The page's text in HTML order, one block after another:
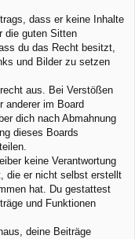
dass er keine Inhalte
die guten Sitten
du das Recht besitzt,
und Bilder zu setzen
aus. Bei Verstößen
anderer im Board
dich nach Abmahnung
dieses Boards
keine Verantwortung
die er nicht selbst erstellt
hat. Du gestattest
und Funktionen
deine Beiträge